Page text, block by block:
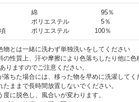
体 綿 95％
リエステル 5％
頃 ポリエステル 100％
物とは一緒に洗わず単独洗いをしてください
の性質上、汗や摩擦により色落ちしたり他に色
りますのでご注意ください。
落ちた場合には、移った物を早めに洗濯してく
たままで長時間放置しないでください。
度に脱色し、風合いが変わります。